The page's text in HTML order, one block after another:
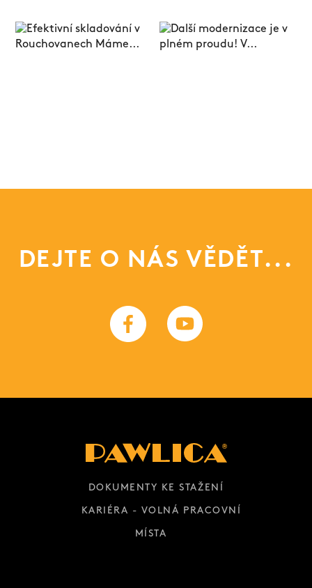
DEJTE O NÁS VĚDĚT...
DOKUMENTY KE STAŽENÍ
KARIÉRA - VOLNÁ PRACOVNÍ
MÍSTA